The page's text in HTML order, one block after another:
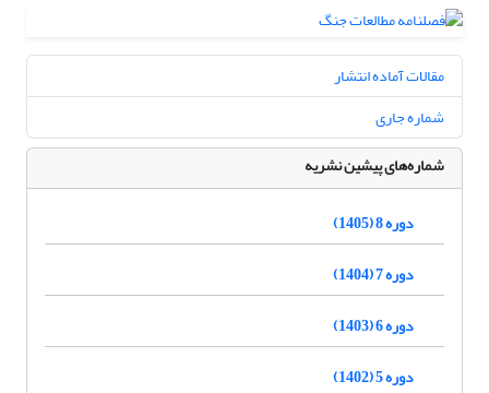
مقالات آماده انتشار
شماره جاری
شماره‌های پیشین نشریه
دوره 8 (1405)
دوره 7 (1404)
دوره 6 (1403)
دوره 5 (1402)